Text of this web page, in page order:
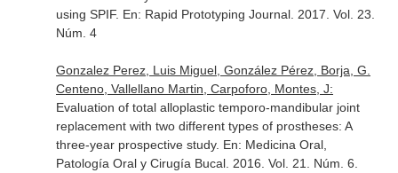
using SPIF. En: Rapid Prototyping Journal. 2017. Vol. 23.
Núm. 4
Gonzalez Perez, Luis Miguel, González Pérez, Borja, G.
Centeno, Vallellano Martin, Carpoforo, Montes, J:
Evaluation of total alloplastic temporo-mandibular joint
replacement with two different types of prostheses: A
three-year prospective study. En: Medicina Oral,
Patología Oral y Cirugía Bucal. 2016. Vol. 21. Núm. 6.